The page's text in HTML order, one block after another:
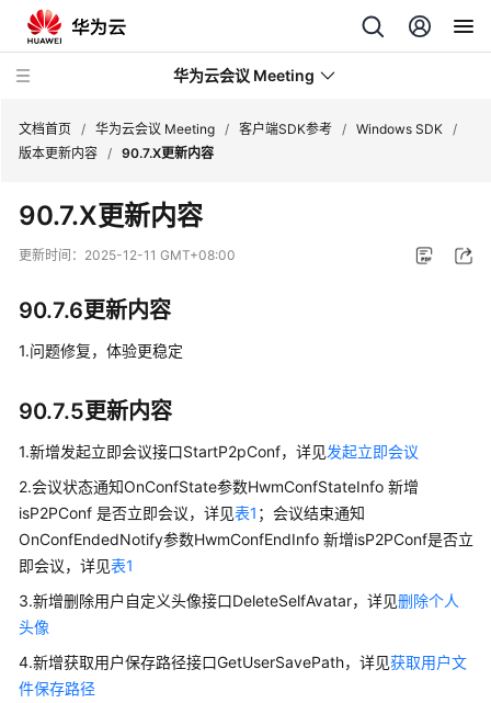
华为云会议 Meeting
新
动
服
务
产
介
绍
计
费
说
明
购
文档首页 / 华为云会议 Meeting / 客户端SDK参考 / Windows SDK /
版本更新内容 / 90.7.X更新内容
90.7.X更新内容
更新时间： 2025-12-11 GMT+08:00
90.7.6更新内容
1.问题修复，体验更稳定
90.7.5更新内容
1.新增发起立即会议接口StartP2pConf，详见发起立即会议
2.会议状态通知OnConfState参数HwmConfStateInfo 新增
isP2PConf 是否立即会议，详见表1 ；会议结束通知
OnConfEndedNotify参数HwmConfEndInfo 新增isP2PConf是否立
即会议，详见表1
3.新增删除用户自定义头像接口DeleteSelfAvatar，详见删除个人
头像
4.新增获取用户保存路径接口GetUserSavePath，详见获取用户文
件保存路径